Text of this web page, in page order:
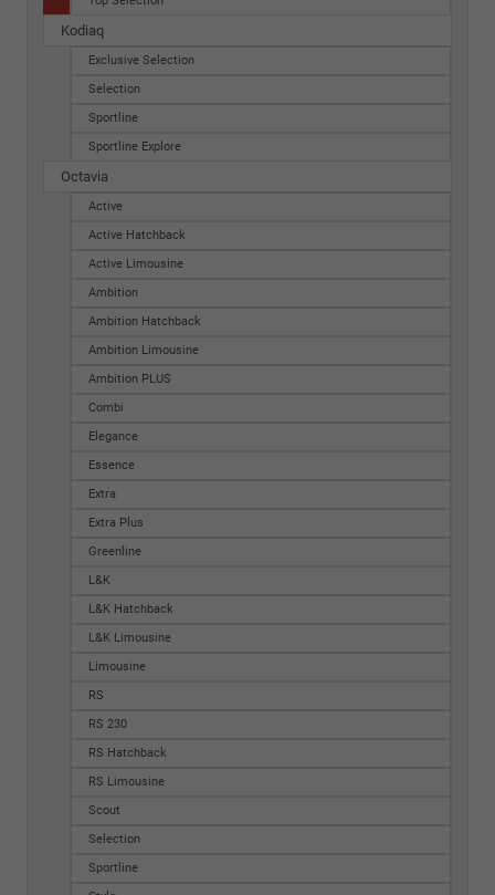
Kodiaq
Exclusive Selection
Selection
Sportline
Sportline Explore
Octavia
Active
Active Hatchback
Active Limousine
Ambition
Ambition Hatchback
Ambition Limousine
Ambition PLUS
Combi
Elegance
Essence
Extra
Extra Plus
Greenline
L&K
L&K Hatchback
L&K Limousine
Limousine
RS
RS 230
RS Hatchback
RS Limousine
Scout
Selection
Sportline